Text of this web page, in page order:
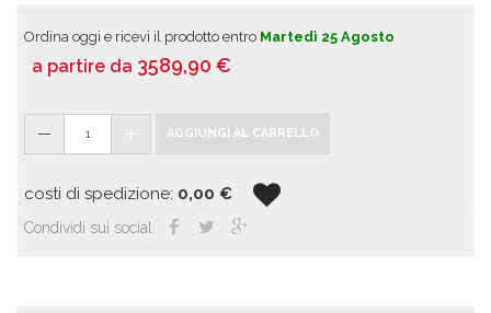
Ordina oggi e ricevi il prodotto entro Martedì 25 Agosto
a partire da 3589,90 €
1 AGGIUNGI AL CARRELLO
costi di spedizione: 0,00 €
Condividi sui social